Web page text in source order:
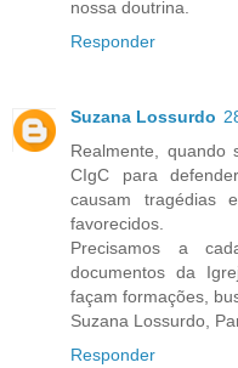
nossa doutrina.
Responder
Suzana Lossurdo
Realmente,
CIgC para
causam tragédias
favorecidos.
Precisamos a
documentos da
façam formações,
Suzana Lossurdo,
Responder